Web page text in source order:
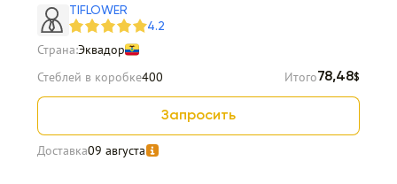
TIFLOWER
4.2
Страна:Эквадор
Стеблей в коробке400 Итого78,48$
Запросить
Доставка09 августа